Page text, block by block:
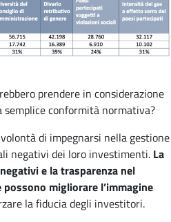
prendere in considerazione
conformità normativa?
di impegnarsi nella gestione
negativi dei loro investimenti. La
e la trasparenza nel
migliorare l’immagine
la fiducia degli investitori.